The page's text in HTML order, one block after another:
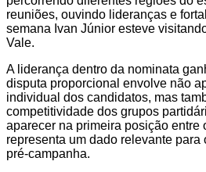
reuniões, ouvindo lideranças e
semana Ivan Júnior esteve
Vale.
A liderança dentro da nominata
disputa proporcional envolve não
individual dos candidatos, mas
competitividade dos grupos
aparecer na primeira posição entre
representa um dado relevante para
pré-campanha.